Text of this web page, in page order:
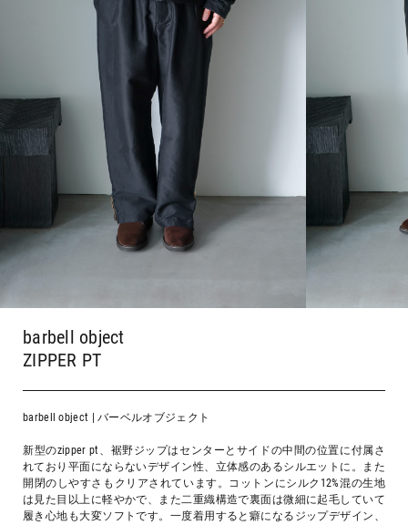
barbell object
ZIPPER PT
barbell object | バーベルオブジェクト
新型のzipper pt 、裾野ジップはセンターとサイドの中間の位置に付属さ
れており平面にならないデザイン性、立体感のあるシルエットに。また
開閉のしやすさもクリアされています。コットンにシルク 12%混の生地
は見た目以上に軽やかで、また二重織構造で裏面は微細に起毛していて
履き心地も大変ソフトです。一度着用すると癖になるジップデザイン、